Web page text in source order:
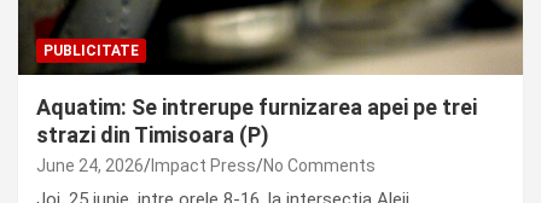
PUBLICITATE
Aquatim: Se intrerupe furnizarea apei pe trei
strazi din Timisoara (P)
June 24, 2026 Impact Press No Comments